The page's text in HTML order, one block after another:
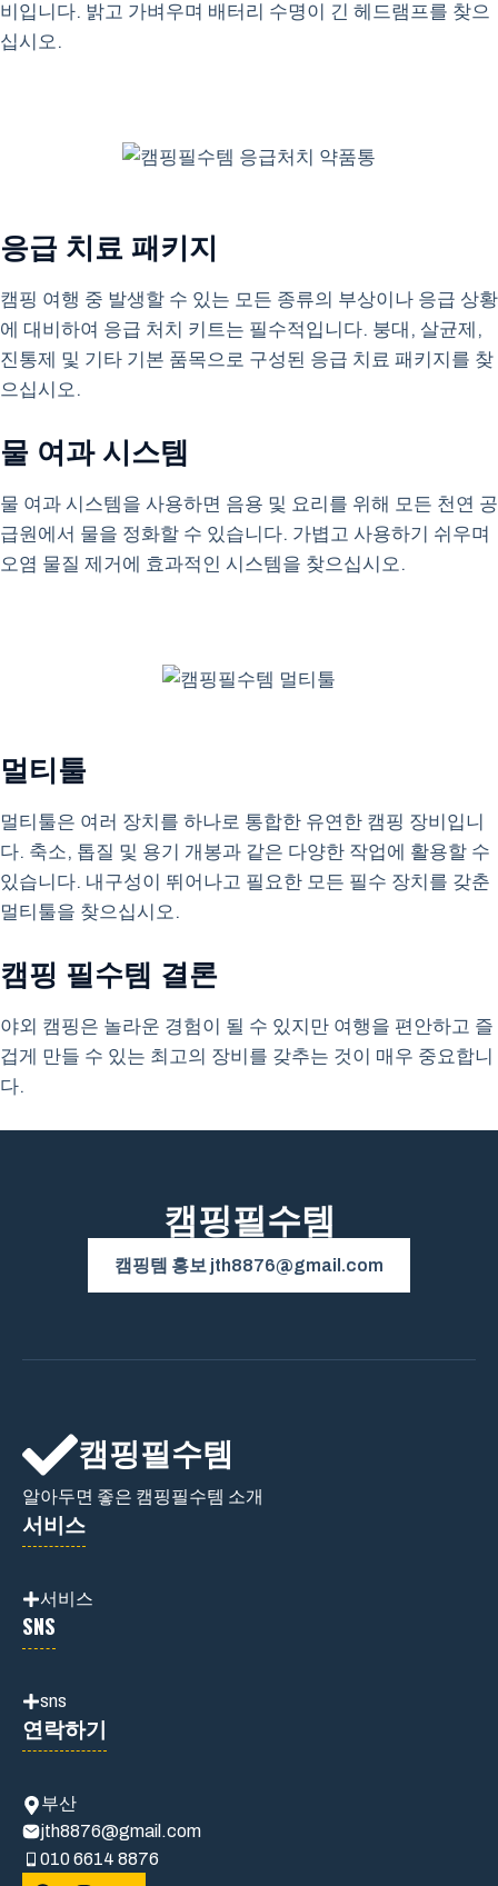
비입니다. 밝고 가벼우며 배터리 수명이 긴 헤드램프를 찾으
십시오.
응급 치료 패키지
캠핑 여행 중 발생할 수 있는 모든 종류의 부상이나 응급 상황
에 대비하여 응급 처치 키트는 필수적입니다. 붕대, 살균제,
진통제 및 기타 기본 품목으로 구성된 응급 치료 패키지를 찾
으십시오.
물 여과 시스템
물 여과 시스템을 사용하면 음용 및 요리를 위해 모든 천연 공
급원에서 물을 정화할 수 있습니다. 가볍고 사용하기 쉬우며
오염 물질 제거에 효과적인 시스템을 찾으십시오.
멀티툴
멀티툴은 여러 장치를 하나로 통합한 유연한 캠핑 장비입니
다. 축소, 톱질 및 용기 개봉과 같은 다양한 작업에 활용할 수
있습니다. 내구성이 뛰어나고 필요한 모든 필수 장치를 갖춘
멀티툴을 찾으십시오.
캠핑 필수템 결론
야외 캠핑은 놀라운 경험이 될 수 있지만 여행을 편안하고 즐
겁게 만들 수 있는 최고의 장비를 갖추는 것이 매우 중요합니
다.
캠핑필수템
캠핑템 홍보 jth8876@gmail.com
캠핑필수템
알아두면 좋은 캠핑필수템 소개
서비스
서비스
SNS
sns
연락하기
부산
jth8876@gmail.com
010 6614 8876